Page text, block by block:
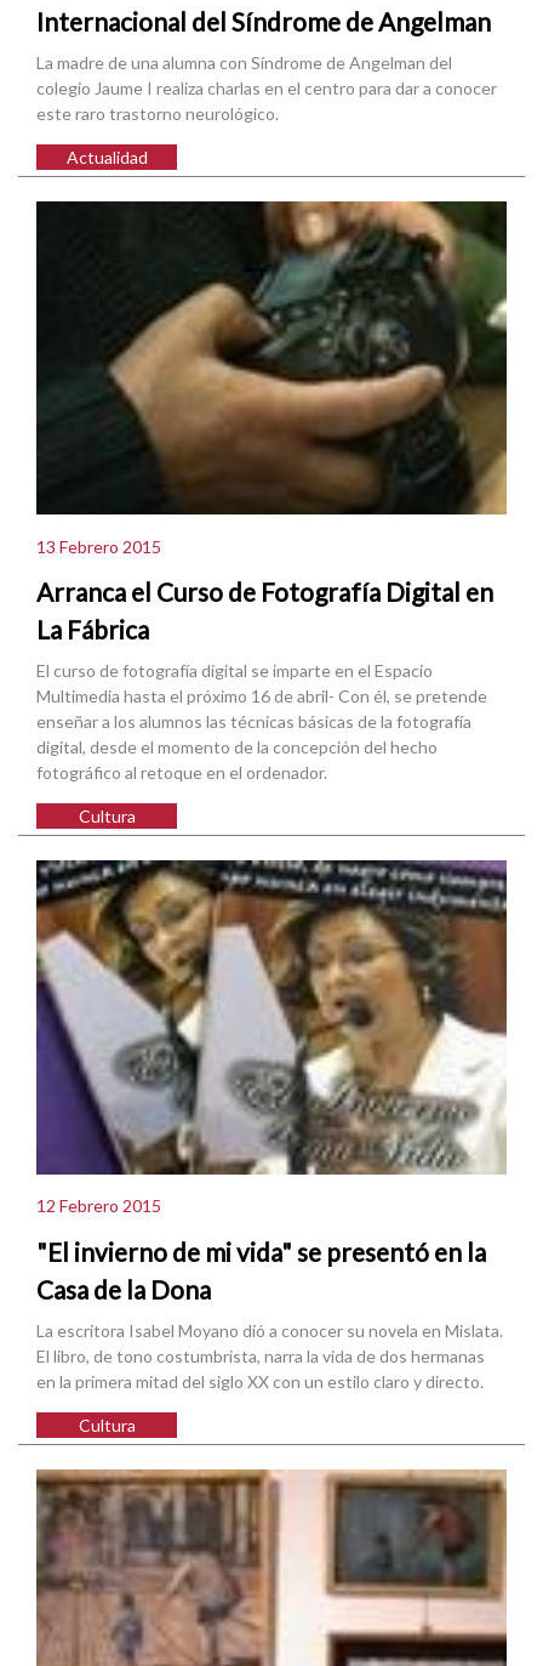
Internacional del Síndrome de Angelman
La madre de una alumna con Síndrome de Angelman del
colegio Jaume I realiza charlas en el centro para dar a conocer
este raro trastorno neurológico.
Actualidad
13 Febrero 2015
Arranca el Curso de Fotografía Digital en
La Fábrica
El curso de fotografía digital se imparte en el Espacio
Multimedia hasta el próximo 16 de abril- Con él, se pretende
enseñar a los alumnos las técnicas básicas de la fotografía
digital, desde el momento de la concepción del hecho
fotográfico al retoque en el ordenador.
Cultura
12 Febrero 2015
"El invierno de mi vida" se presentó en la
Casa de la Dona
La escritora Isabel Moyano dió a conocer su novela en Mislata.
El libro, de tono costumbrista, narra la vida de dos hermanas
en la primera mitad del siglo XX con un estilo claro y directo.
Cultura